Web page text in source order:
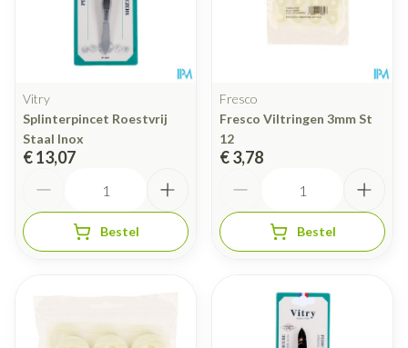
Vitry
Splinterpincet Roestvrij
Staal Inox
€ 13,07
Bestel
Fresco
Fresco Viltringen 3mm St
12
€ 3,78
Bestel